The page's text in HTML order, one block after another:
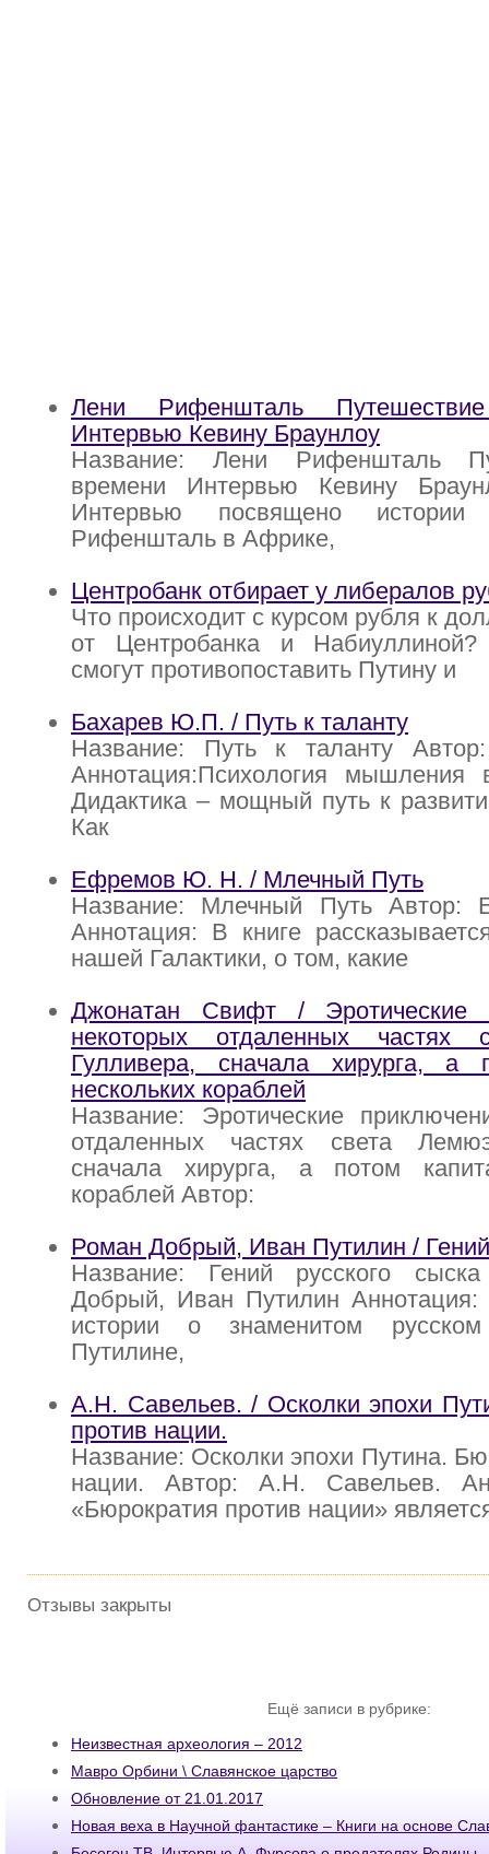
Лени Рифеншталь
Интервью Кевину Браунлоу
Название: Лени Рифеншталь
времени Интервью Кевину
Интервью посвящено
Рифеншталь в Африке,
Центробанк отбирает у либералов
Что происходит с курсом рубля к
от Центробанка и
смогут противопоставить Путину и
Бахарев Ю.П. / Путь к таланту
Название: Путь к таланту
Аннотация:Психология мышления
Дидактика – мощный путь к
Как
Ефремов Ю. Н. / Млечный Путь
Название: Млечный Путь
Аннотация: В книге
нашей Галактики, о том, какие
Джонатан Свифт / Эротические
некоторых отдаленных частях
Гулливера, сначала хирурга, а
нескольких кораблей
Название: Эротические
отдаленных частях света
сначала хирурга, а потом
кораблей Автор:
Роман Добрый, Иван Путилин / Гений
Название: Гений русского
Добрый, Иван Путилин Аннотация:
истории о знаменитом
Путилине,
А.Н. Савельев. / Осколки эпохи
против нации.
Название: Осколки эпохи Путина.
нации. Автор: А.Н. Савельев.
«Бюрократия против нации»
Отзывы закрыты
Ещё записи в рубрике:
Неизвестная археология – 2012
Мавро Орбини \ Славянское царство
Обновление от 21.01.2017
Новая веха в Научной фантастике – Книги на основе